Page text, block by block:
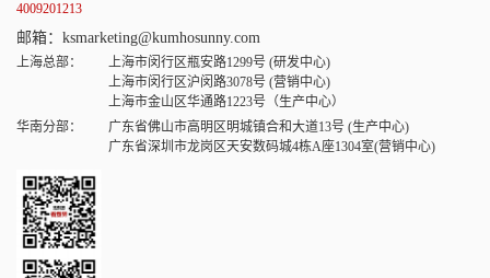
4009201213
邮箱：ksmarketing@kumhosunny.com
上海总部：
上海市闵行区瓶安路1299号 (研发中心)
上海市闵行区沪闵路3078号 (营销中心)
上海市金山区华通路1223号（生产中心）
华南分部：
广东省佛山市高明区明城镇合和大道13号 (生产中心)
广东省深圳市龙岗区天安数码城4栋A座1304室(营销中心)